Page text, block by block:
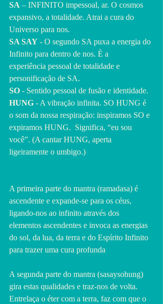
SA – INFINITO impessoal, ar. O cosmos
expansivo, a totalidade. Atrai a cura do
Universo para nos.
SA SAY - O segundo SA puxa a energia do
Infinito para dentro de nos. È a
experiência pessoal de totalidade e
personificação de SA.
SO - Sentido pessoal de fusão e identidade.
HUNG - A vibração infinita. SO HUNG é
o som da nossa respiração: inspiramos SO e
expiramos HUNG.  Significa, “eu sou
você”. (A cantar HUNG, aperta
ligeiramente o umbigo.)
A primeira parte do mantra (ramadasa) é
ascendente e expande-se para os céus,
ligando-nos ao infinito através dos
elementos ascendentes e invoca as energias
do sol, da lua, da terra e do Espírito Infinito
para trazer uma cura profunda
A segunda parte do mantra (sasaysohung)
gira estas qualidades e traz-nos de volta.
Entrelaça o éter com a terra, faz com que o